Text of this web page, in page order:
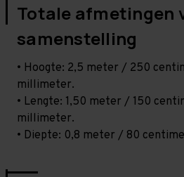
Totale afmetingen
samenstelling
• Hoogte: 2,5 meter / 250
millimeter.
• Lengte: 1,50 meter / 150
millimeter.
• Diepte: 0,8 meter / 80